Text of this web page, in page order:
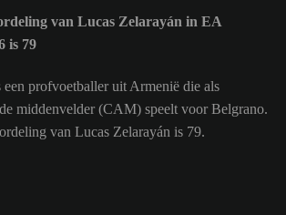
van Lucas Zelarayán in EA
is 79
een profvoetballer uit Armenië die als
middenvelder (CAM) speelt voor Belgrano.
van Lucas Zelarayán is 79.